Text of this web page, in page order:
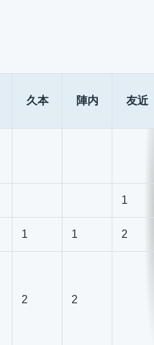
久本 陣内 友近
1
1 1 2
2 2